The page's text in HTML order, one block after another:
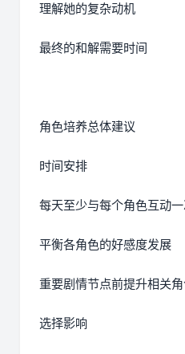
理解她的复杂动机
最终的和解需要时间
角色培养总体建议
时间安排
每天至少与每个角色互动
平衡各角色的好感度发展
重要剧情节点前提升相关
选择影响